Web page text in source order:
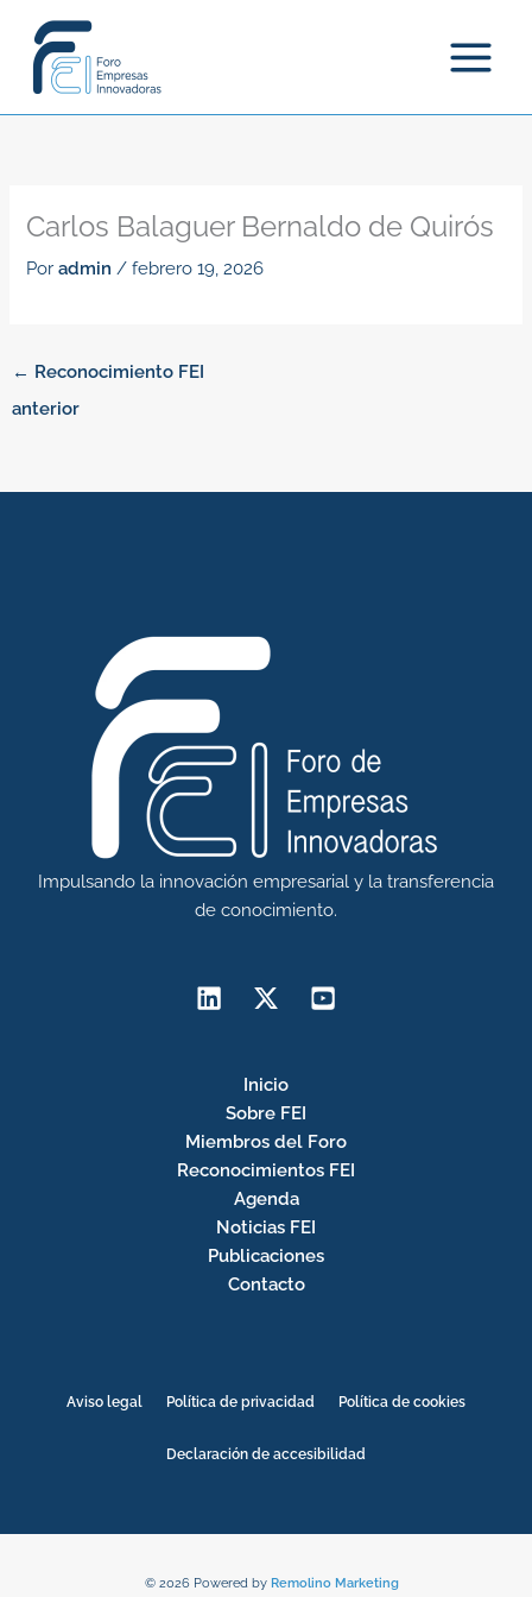
contenido
Carlos Balaguer Bernaldo de Quirós
Poradmin /febrero 19, 2026
← Reconocimiento FEI
anterior
Impulsando la innovación empresarial y la transferencia
de conocimiento.
Inicio
Sobre FEI
Miembros del Foro
Reconocimientos FEI
Agenda
Noticias FEI
Publicaciones
Contacto
Aviso legal Política de privacidad Política de cookies
Declaración de accesibilidad
© 2026 Powered by Remolino Marketing